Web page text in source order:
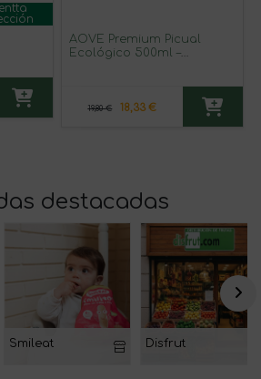
AOVE Premium Picual
Ecológico 500ml –
19,80 € 18,33 €
destacadas
Smileat Disfrut